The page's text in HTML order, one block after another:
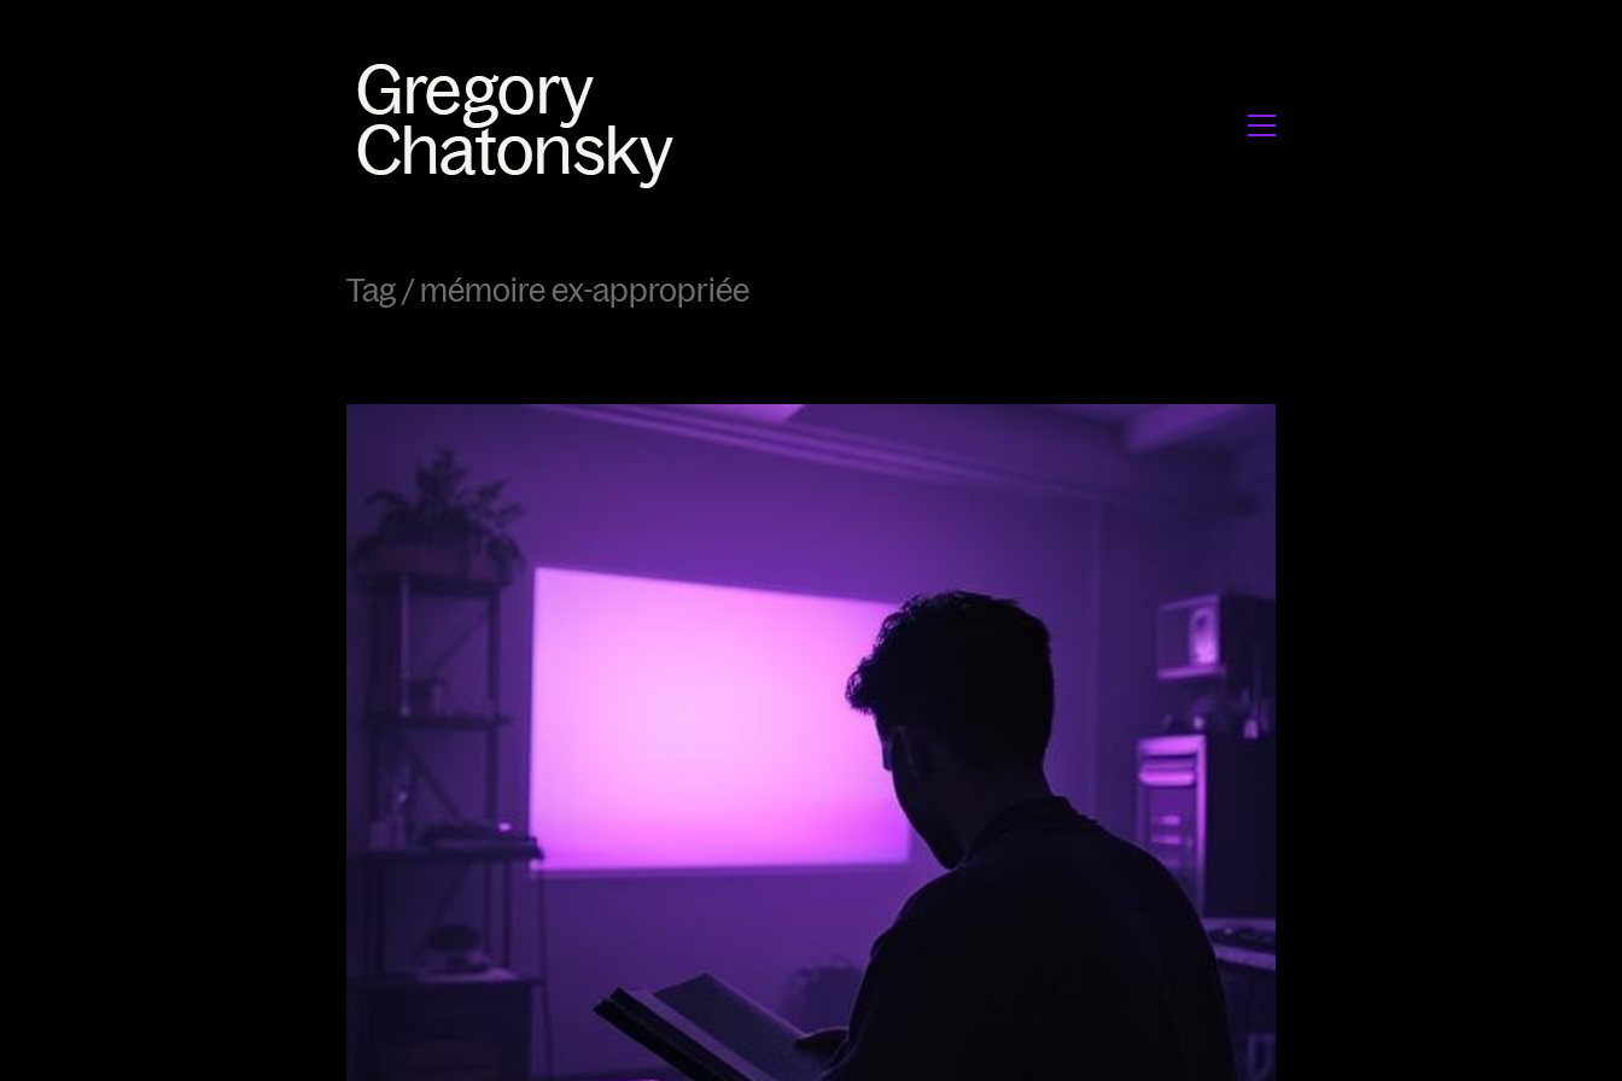
Tag /mémoire ex-appropriée